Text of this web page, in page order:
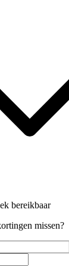
bereikbaar
missen?